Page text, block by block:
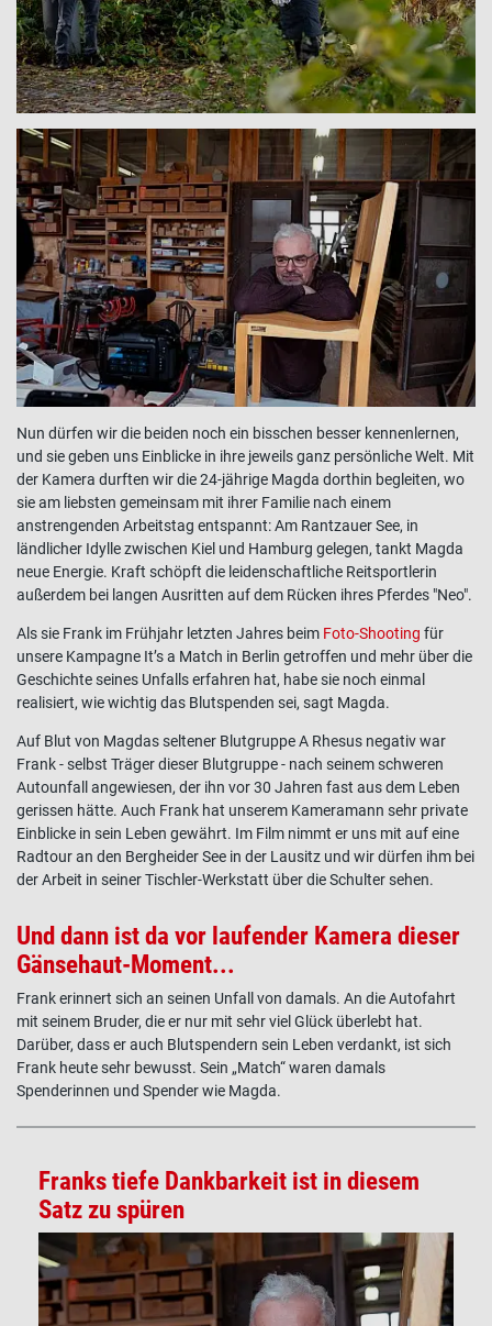
Nun dürfen wir die beiden noch ein bisschen besser kennenlernen,
und sie geben uns Einblicke in ihre jeweils ganz persönliche Welt. Mit
der Kamera durften wir die 24-jährige Magda dorthin begleiten, wo
sie am liebsten gemeinsam mit ihrer Familie nach einem
anstrengenden Arbeitstag entspannt: Am Rantzauer See, in
ländlicher Idylle zwischen Kiel und Hamburg gelegen, tankt Magda
neue Energie. Kraft schöpft die leidenschaftliche Reitsportlerin
außerdem bei langen Ausritten auf dem Rücken ihres Pferdes "Neo".
Als sie Frank im Frühjahr letzten Jahres beim Foto-Shooting für
unsere Kampagne It’s a Match in Berlin getroffen und mehr über die
Geschichte seines Unfalls erfahren hat, habe sie noch einmal
realisiert, wie wichtig das Blutspenden sei, sagt Magda.
Auf Blut von Magdas seltener Blutgruppe A Rhesus negativ war
Frank - selbst Träger dieser Blutgruppe - nach seinem schweren
Autounfall angewiesen, der ihn vor 30 Jahren fast aus dem Leben
gerissen hätte. Auch Frank hat unserem Kameramann sehr private
Einblicke in sein Leben gewährt. Im Film nimmt er uns mit auf eine
Radtour an den Bergheider See in der Lausitz und wir dürfen ihm bei
der Arbeit in seiner Tischler-Werkstatt über die Schulter sehen.
Und dann ist da vor laufender Kamera dieser
Gänsehaut-Moment...
Frank erinnert sich an seinen Unfall von damals. An die Autofahrt
mit seinem Bruder, die er nur mit sehr viel Glück überlebt hat.
Darüber, dass er auch Blutspendern sein Leben verdankt, ist sich
Frank heute sehr bewusst. Sein „Match“ waren damals
Spenderinnen und Spender wie Magda.
Franks tiefe Dankbarkeit ist in diesem
Satz zu spüren